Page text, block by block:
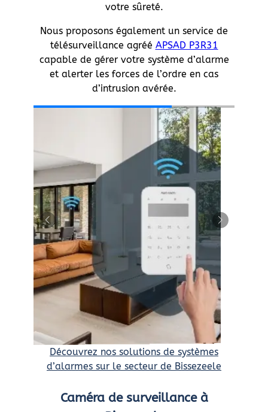
votre sûreté.
Nous proposons également un service de
télésurveillance agréé APSAD P3R31
capable de gérer votre système d’alarme
et alerter les forces de l’ordre en cas
d’intrusion avérée.
Découvrez nos solutions de systèmes
d’alarmes sur le secteur de Bissezeele
Caméra de surveillance à